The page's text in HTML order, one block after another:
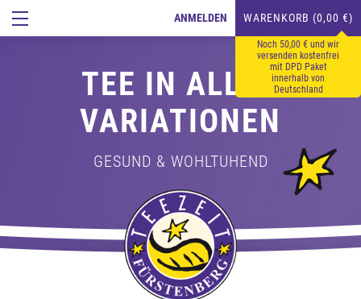
ANMELDEN WARENKORB (0,00 €)
Noch 50,00 € und wir
versenden kostenfrei
mit DPD Paket
innerhalb von
Deutschland
TEE IN ALLEN
VARIATIONEN
GESUND & WOHLTUHEND